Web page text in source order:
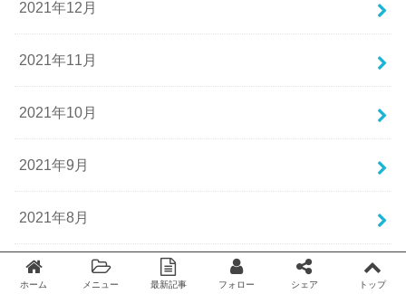
2021年12月
2021年11月
2021年10月
2021年9月
2021年8月
2021年7月
ホーム メニュー 最新記事 フォロー シェア トップ
Twitter facebook